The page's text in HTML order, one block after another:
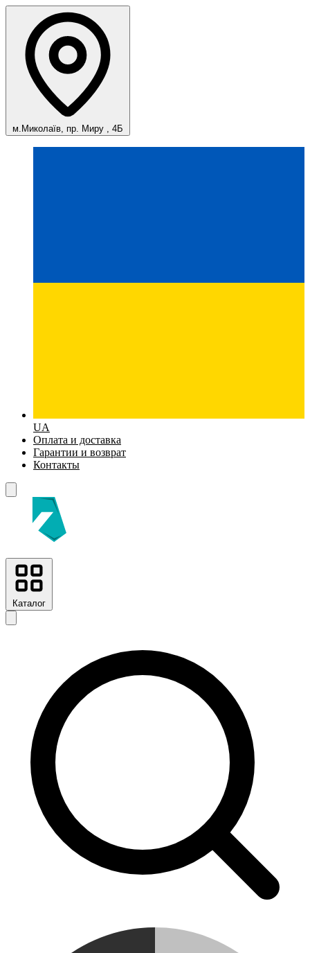
м.Миколаїв, пр. Миру , 4Б
UA
Оплата и доставка
Гарантии и возврат
Контакты
Каталог